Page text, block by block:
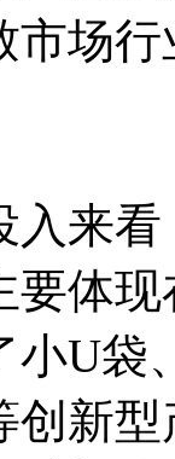
市场
来看
要体
小U袋
创新